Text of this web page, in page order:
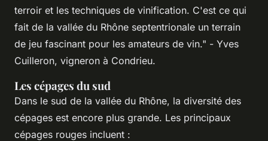
terroir et les techniques de vinification. C'est ce qui
fait de la vallée du Rhône septentrionale un terrain
de jeu fascinant pour les amateurs de vin." - Yves
Cuilleron, vigneron à Condrieu.
Les cépages du sud
Dans le sud de la vallée du Rhône, la diversité des
cépages est encore plus grande. Les principaux
cépages rouges incluent :